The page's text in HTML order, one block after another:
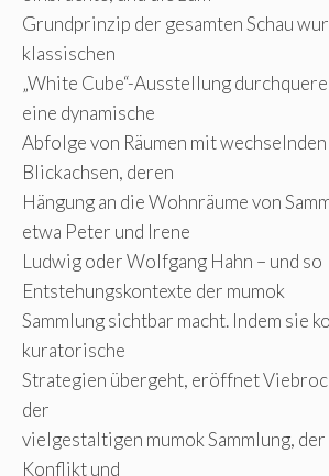
Grundprinzip der gesamten Schau
klassischen
„White Cube“-Ausstellung
eine dynamische
Abfolge von Räumen mit
Blickachsen, deren
Hängung an die Wohnräume von
etwa Peter und Irene
Ludwig oder Wolfgang Hahn – und so
Entstehungskontexte der mumok
Sammlung sichtbar macht. Indem sie
kuratorische
Strategien übergeht, eröffnet
der
vielgestaltigen mumok Sammlung,
Konflikt und